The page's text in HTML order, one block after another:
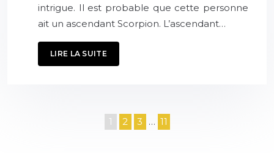
intrigue. Il est probable que cette personne
ait un ascendant Scorpion. L’ascendant…
LIRE LA SUITE
1 2 3 … 11